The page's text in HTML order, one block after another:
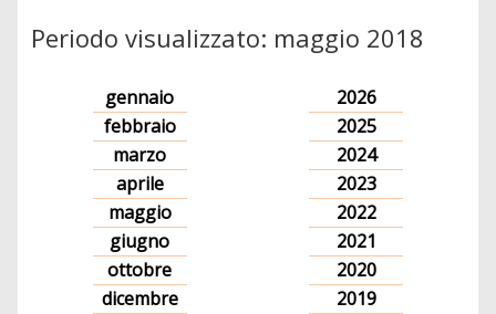
Periodo visualizzato: maggio 2018
gennaio
febbraio
marzo
aprile
maggio
giugno
ottobre
dicembre
2026
2025
2024
2023
2022
2021
2020
2019